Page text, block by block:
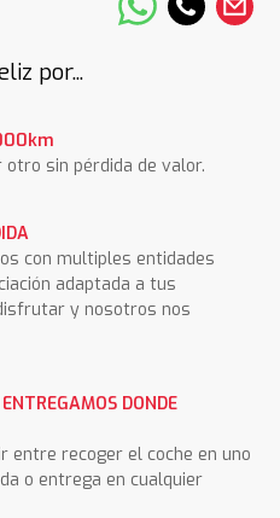
por...
sin pérdida de valor.
con multiples entidades
adaptada a tus
y nosotros nos
DONDE
entre recoger el coche en uno
o entrega en cualquier